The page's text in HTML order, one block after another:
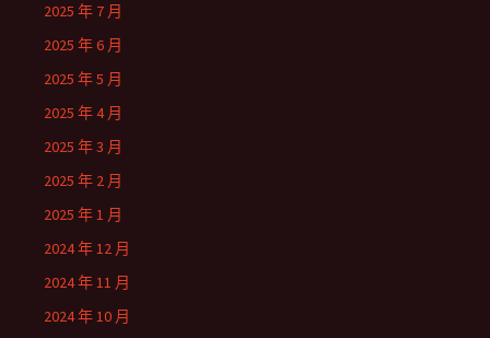
2025 年 7 月
2025 年 6 月
2025 年 5 月
2025 年 4 月
2025 年 3 月
2025 年 2 月
2025 年 1 月
2024 年 12 月
2024 年 11 月
2024 年 10 月